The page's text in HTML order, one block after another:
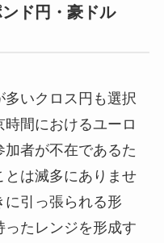
ド円・豪ドル
多いクロス円も選択
間におけるユーロ
者が不在であるた
は滅多にありませ
に引っ張られる形
たレンジを形成す